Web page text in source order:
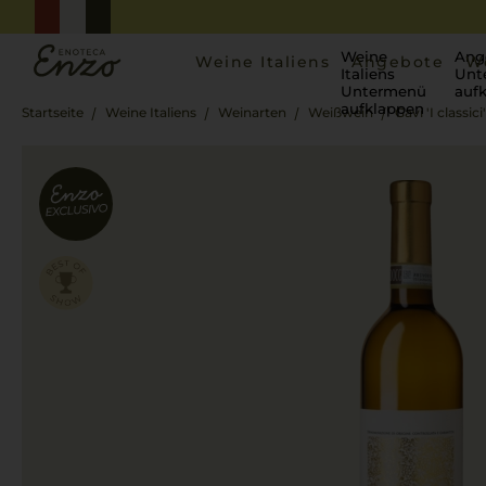
Weine Italiens
Weine
Italiens
Untermenü
aufklappen
Angebote
Startseite Weine Italiens Weinarten Weißwein Gavi 'I classici'